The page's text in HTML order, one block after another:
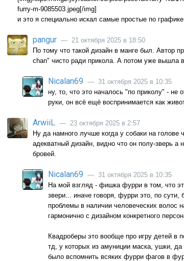
furry-m-9085503.jpeg[/img]
и это я специально искал самые простые по
pangur — 21 октября 2025 в 18:50
По тому что такой дизайн в манге был. Автор
chan" чисто ради прикола. А потом уже вышла
Nicalan69 — 31 октября 2025 в 10:35
ну, то, что это началось "по приколу" - не
руки, он всё ещё воспринимается как
ArwiiL — 23 октября 2025 в 2:57
Ну да намного лучше когда у собаки на голове
адекватный дизайн, видно что он полу-зверь а
бровей.
Nicalan69 — 31 октября 2025 в 10:35
На мой взгляд - фишка фурри в том,
звери... иначе говоря, фурри это, по сути,
проблемы в наличии человеческих волос
гармонично с дизайном конкретного
Квадроберы это вообще про игру детей в
тд, у которых из амуниции маска, ушки,
было вспомнить всяких фурри фагов в